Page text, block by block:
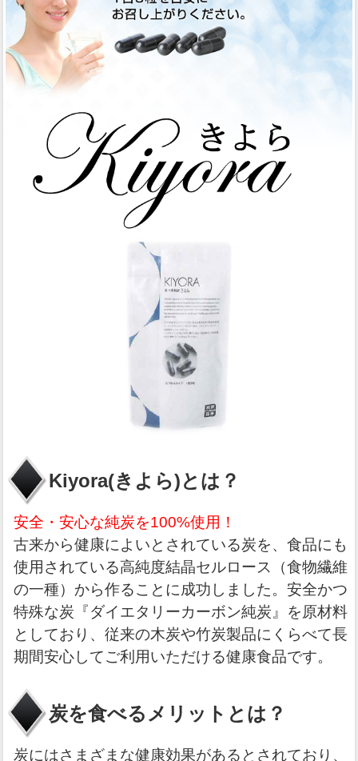
Kiyora(きよら)とは？
安全・安心な純炭を100%使用！
古来から健康によいとされている炭を、食品にも
使用されている高純度結晶セルロース（食物繊維
の一種）から作ることに成功しました。安全かつ
特殊な炭『ダイエタリーカーボン純炭』を原材料
としており、従来の木炭や竹炭製品にくらべて長
期間安心してご利用いただける健康食品です。
炭を食べるメリットとは？
炭にはさまざまな健康効果があるとされており、